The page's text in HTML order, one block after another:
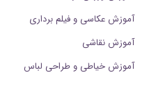
آموزش عکاسی و فیلم برداری
آموزش نقاشی
آموزش خیاطی و طراحی لباس